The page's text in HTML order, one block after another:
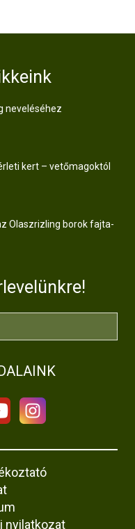
neveléséhez
kert – vetőmagoktól
Olaszrizling borok fajta-
nyilatkozat